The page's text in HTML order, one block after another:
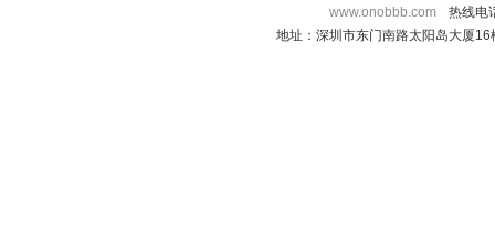
www.onobbb.com
热线电
地址：深圳市东门南路太阳岛大厦